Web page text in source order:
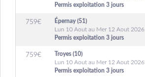
Permis exploitation 3 jours
759€
Épernay (51)
Lun 10 Aout au Mer 12 Aout 2026
Permis exploitation 3 jours
759€
Troyes (10)
Lun 10 Aout au Mer 12 Aout 2026
Permis exploitation 3 jours